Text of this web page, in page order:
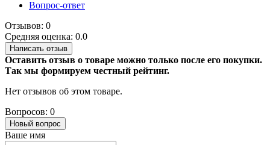
Вопрос-ответ
Отзывов: 0
Средняя оценка: 0.0
Написать отзыв
Оставить отзыв о товаре можно только после его покупки.
Так мы формируем честный рейтинг.
Нет отзывов об этом товаре.
Вопросов: 0
Новый вопрос
Ваше имя